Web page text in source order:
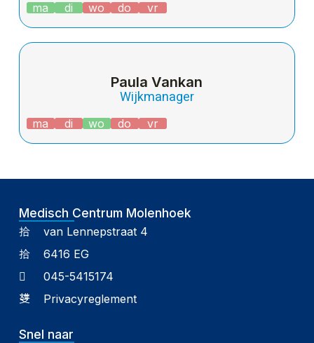
ma di wo do vr
Paula Vankan
Wijkmanager
ma di wo do vr
Medisch Centrum Molenhoek
van Lennepstraat 4
6416 EG
045-5415174
Privacyreglement
Snel naar